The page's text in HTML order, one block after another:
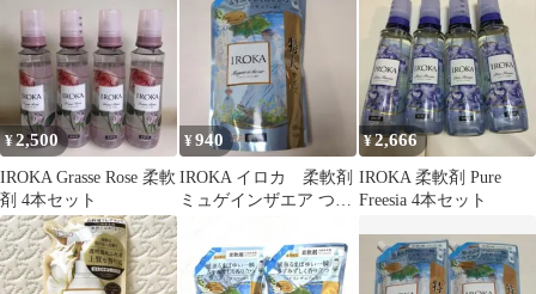
ト 匿名配送
アムスク 高級アンバー
香り 洗濯 洋服 自然体
贅沢 抗菌 防臭 ニオイ
汗 大容量 特大 1200ml
×6個
¥2,500
IROKA Grasse Rose 柔軟
剤 4本セット
¥940
IROKA イロカ 柔軟剤
ミュゲインザエア つめ
¥2,666
IROKA 柔軟剤 Pure
Freesia 4本セット